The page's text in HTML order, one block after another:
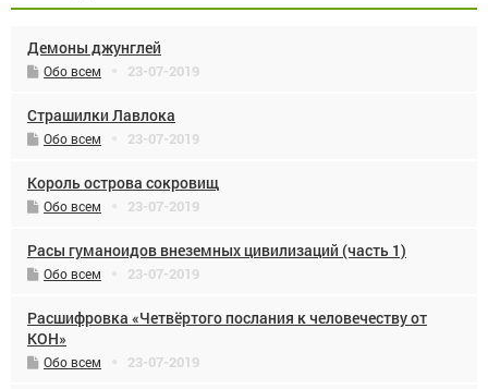
Демоны джунглей
Обо всем 23-07-2019
Страшилки Лавлока
Обо всем 23-07-2019
Король острова сокровищ
Обо всем 23-07-2019
Расы гуманоидов внеземных цивилизаций (часть 1)
Обо всем 23-07-2019
Расшифровка «Четвёртого послания к человечеству от
КОН»
Обо всем 23-07-2019